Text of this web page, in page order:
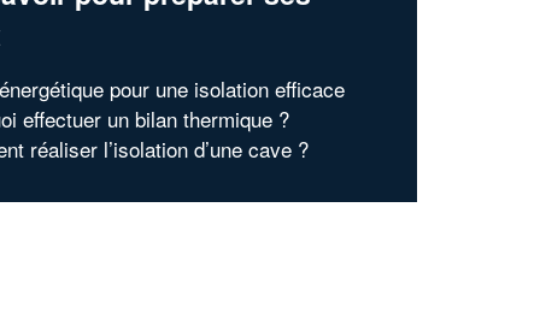
énergétique pour une isolation efficace
effectuer un bilan thermique ?
réaliser l’isolation d’une cave ?